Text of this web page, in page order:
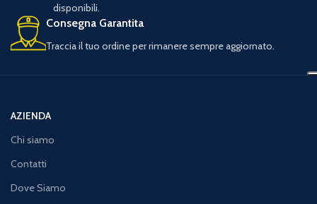
disponibili.
Consegna Garantita
Traccia il tuo ordine per rimanere sempre aggiornato.
AZIENDA
Chi siamo
Contatti
Dove Siamo